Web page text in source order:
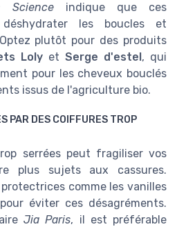
Scienceindique que ces
les boucles et
plutôt pour des produits
Loly et Serge d'estel , qui
pour les cheveux bouclés
issus de l'agriculture bio.
PAR DES COIFFURES TROP
serrées peut fragiliser vos
plus sujets aux cassures.
comme les vanilles
éviter ces désagréments.
Jia Paris, il est préférable